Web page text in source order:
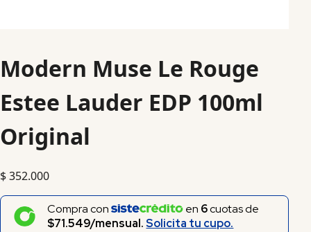
Modern Muse Le Rouge
Estee Lauder EDP 100ml
Original
$352.000
Compra con en 6cuotas de
$71.549/mensual.Solicita tu cupo.